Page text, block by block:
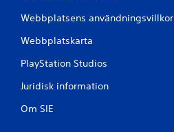
Webbplatsens användningsvillkor
Webbplatskarta
PlayStation Studios
Juridisk information
Om SIE